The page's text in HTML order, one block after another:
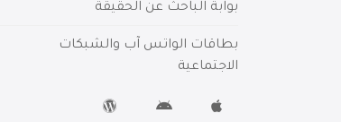
بوابة الباحث عن الحقيقة
بطاقات الواتس آب والشبكات
الاجتماعية